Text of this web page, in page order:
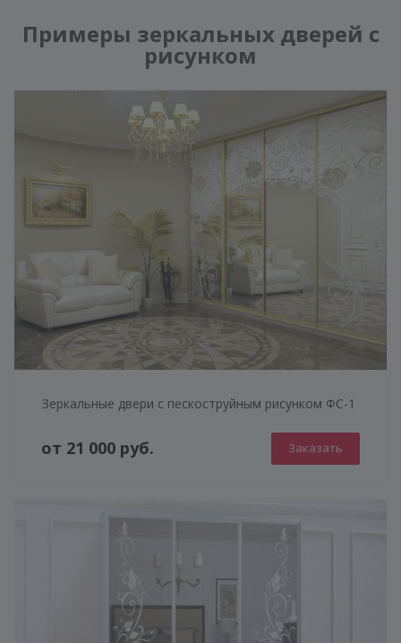
Примеры зеркальных дверей с
рисунком
Зеркальные двери с пескоструйным рисунком ФС-1
от 21 000 руб. Заказать